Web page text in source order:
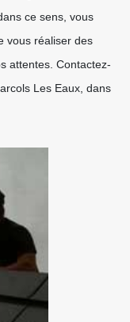
ce sens, vous
vous réaliser des
attentes. Contactez-
Les Eaux, dans